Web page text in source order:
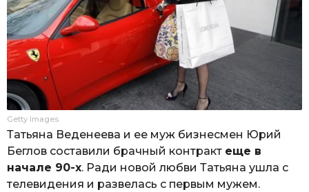
Getty Images
Татьяна Веденеева и ее муж бизнесмен Юрий
Беглов составили брачный контракт еще в
начале 90-х. Ради новой любви Татьяна ушла с
телевидения и развелась с первым мужем.